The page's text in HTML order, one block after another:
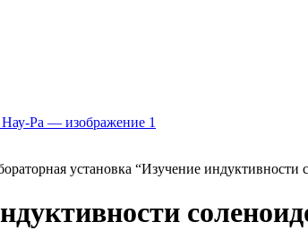
установка “Изучение индуктивности